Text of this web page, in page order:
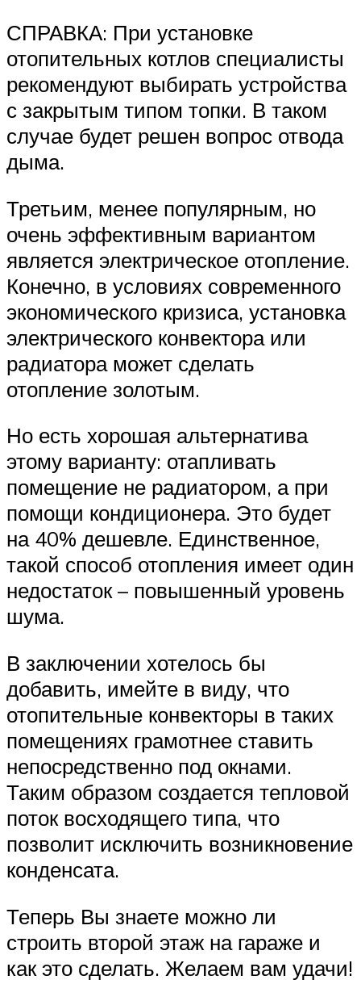
СПРАВКА: При установке
отопительных котлов специалисты
рекомендуют выбирать устройства
с закрытым типом топки. В таком
случае будет решен вопрос отвода
дыма.
Третьим, менее популярным, но
очень эффективным вариантом
является электрическое отопление.
Конечно, в условиях современного
экономического кризиса, установка
электрического конвектора или
радиатора может сделать
отопление золотым.
Но есть хорошая альтернатива
этому варианту: отапливать
помещение не радиатором, а при
помощи кондиционера. Это будет
на 40% дешевле. Единственное,
такой способ отопления имеет один
недостаток – повышенный уровень
шума.
В заключении хотелось бы
добавить, имейте в виду, что
отопительные конвекторы в таких
помещениях грамотнее ставить
непосредственно под окнами.
Таким образом создается тепловой
поток восходящего типа, что
позволит исключить возникновение
конденсата.
Теперь Вы знаете можно ли
строить второй этаж на гараже и
как это сделать. Желаем вам удачи!